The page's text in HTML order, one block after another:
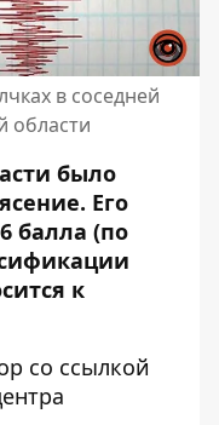
в соседней
области
было
Его
балла (по
к
со ссылкой